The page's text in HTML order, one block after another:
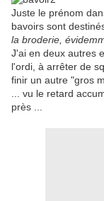
Juste le prénom
bavoirs sont
la broderie,
J'ai en deux autres
l'ordi, à arrêter de
finir un autre "gros
... vu le retard
près ...